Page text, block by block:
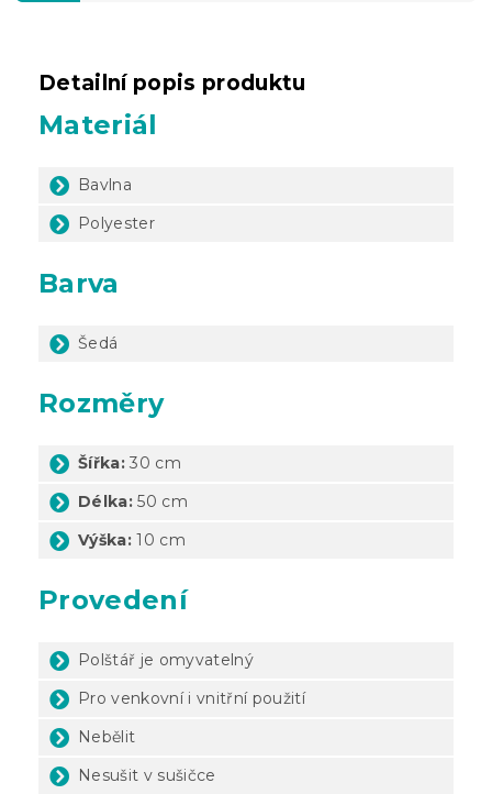
Detailní popis produktu
Materiál
Bavlna
Polyester
Barva
Šedá
Rozměry
Šířka: 30 cm
Délka: 50 cm
Výška: 10 cm
Provedení
Polštář je omyvatelný
Pro venkovní i vnitřní použití
Nebělit
Nesušit v sušičce